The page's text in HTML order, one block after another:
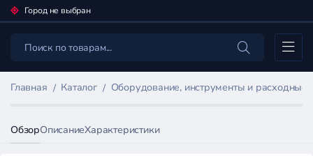
Город не выбран
Каталог
Главная Каталог Оборудование, инструменты и расходные
ОбзорОписаниеХарактеристики